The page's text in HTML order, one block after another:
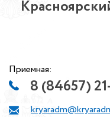
Приемная:
8 (84657)